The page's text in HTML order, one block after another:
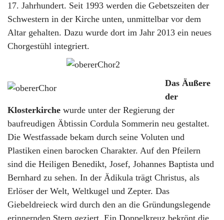
17. Jahrhundert. Seit 1993 werden die Gebetszeiten der
Schwestern in der Kirche unten, unmittelbar vor dem
Altar gehalten. Dazu wurde dort im Jahr 2013 ein neues
Chorgestühl integriert.
Das Äußere
der
Klosterkirche wurde unter der Regierung der
baufreudigen Äbtissin Cordula Sommerin neu gestaltet.
Die Westfassade bekam durch seine Voluten und
Plastiken einen barocken Charakter. Auf den Pfeilern
sind die Heiligen Benedikt, Josef, Johannes Baptista und
Bernhard zu sehen. In der Ädikula trägt Christus, als
Erlöser der Welt, Weltkugel und Zepter. Das
Giebeldreieck wird durch den an die Gründungslegende
erinnernden Stern geziert. Ein Doppelkreuz bekrönt die